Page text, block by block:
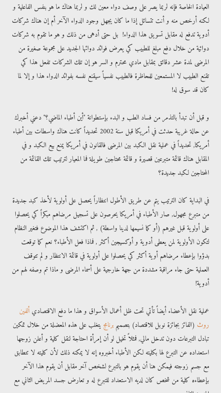
العيادة الخاصة فإنه لربما يصر على وصف دواء معين لك و لربما هناك ما هو بنفس الفاعلية و
لكنه أرخص منه و أنت تتسائل إذا ما كان يجهل وجود الدواء الآخر أم إن هناك شركات
أدوية تدفع له مقابل تسويق هذا الدواء! بل حتى أدهى من ذلك و هو ما تقوم به شركات
دوائية من خلال دفع مبلغ للطبيب كي يعرض فوائد دوائها الجديد على مجموعة صغيرة من
المرضى لمدة عشر دقائق بمقابل مادي محترم و السر هو إن تلك الشركات تفعل هذا كي
تقنع الطبيب لا المستمعين للمحاظرة فالطبيب نفسياً سيقنع نفسه بفوائد الدواء هذا و إلا لما
كان قد سوق له!
و قبل أن تبدأ بالتذمر من فساد الطب و البدء بإستطوانة "أين أطباء الماضي؟" دعني أخبرك
عن حالة غريبة حدثت في أمريكا قبل سنة 2002 تحديداً كانت هناك واسطات بين أطباء
أمريكا, تحديداً في عملية نقل الكبد بين المرضى فالقانون في أمريكا يمنع بيع الكبد و في
المقابل هناك قائمة متبرعين قصيرة و قائمة محتاجين طويلة فما المعيار لترتيب تلك القائمة من
المحتاجين لكبد جديدة؟
في البداية كان الترتيب يتم عن طريق الأطول انتظاراً يحصل على أولوية لأخذ كبد جديدة
من متبرع مجهول, صار الأطباء في أمريكا يحرصون على تسجيل مرضاهم مبكراً كي يحصلوا
على أولوية قبل غيرهم (أو كما نسيمها لدينا واسطة) , ثم اكتشف هذا الموضوع فتغير النظام
لتكون الأولوية لمن يعطى أدوية و أوكسيجين أكثر , فماذا فعل الأطباء؟ نعم كما توقعت
بدؤوا بإعطاء مرضاهم أوية أكثر كي يحصلوا على أولوية في قائمة الانتظار و لم تتوقف
العملية حتى جاء مراقبة مشددة من جهة خارجية على أسماء المرضى و ماذا تم وصفه لهم من
أدوية!
عملية نقل الأعضاء أيضاً تأتي تحت ظل أعمال الأسواق و هذا ما دفع الاقتصادي ألفين
روث (الفائز بجائزة نوبل للاقتصاد) بتصميم برنامج يتغلب على هذه المعضلة من خلال تمكين
تبادل التبرعات دون تدخل مالي, فمثلاً تخيل لو أن إمرأة احتاجة لنقل كلية و أعلن زوجها
استعداده عن التبرع لها بكليته لكن الأطباء أخبروه إنه لا يمكنه ذلك لأن كليته لا تتطابق
مع جسم زوجته فيمكن هنا أن يقوم هو بالتبرع لشخص آخر مقابل أن يقوم هذا الآخر
بإعطاءه كلية من شخص كان لديه الاستعداد للتبرع له و تعارض جسد المريض الثاني مع